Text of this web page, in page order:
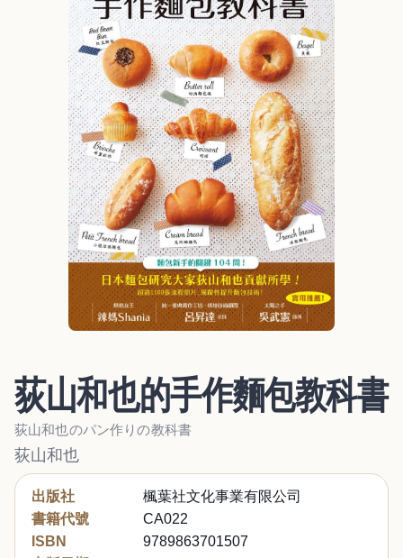
荻山和也的手作麵包教科書
荻山和也のパン作りの教科書
荻山和也
出版社
楓葉社文化事業有限公司
書籍代號
CA022
ISBN
9789863701507